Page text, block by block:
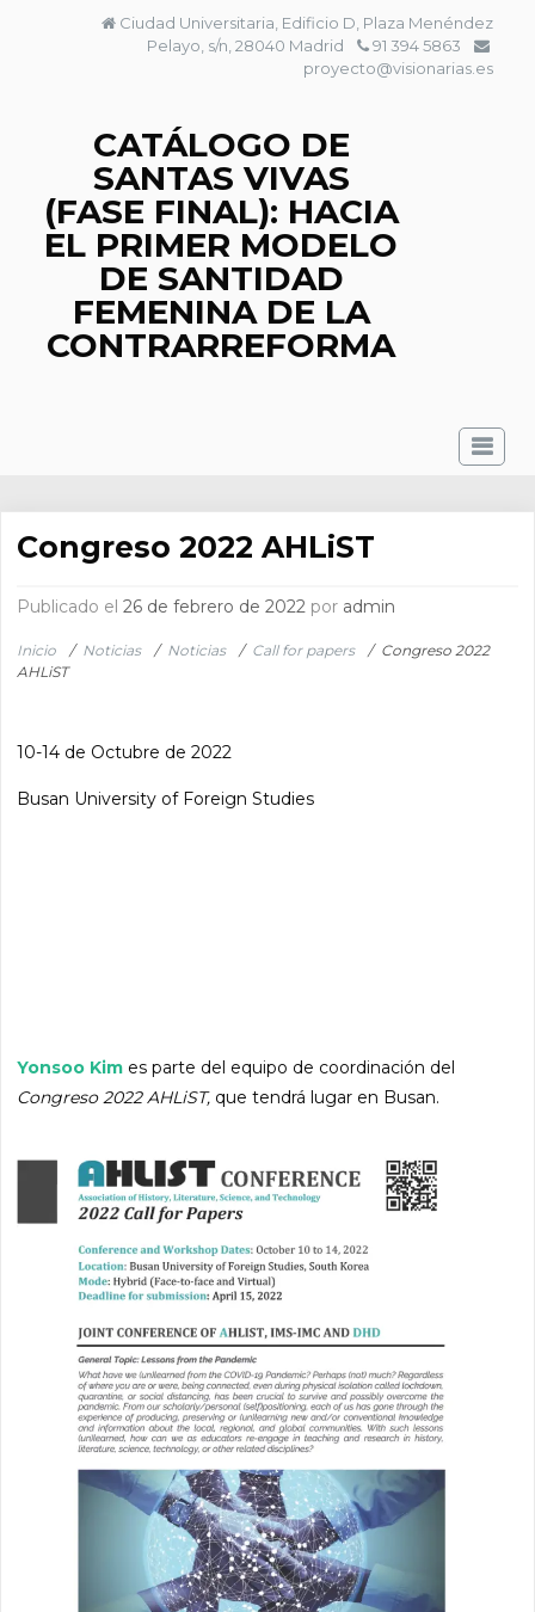
Ciudad Universitaria, Edificio D, Plaza Menéndez
Pelayo, s/n, 28040 Madrid
91 394 5863
proyecto@visionarias.es
CATÁLOGO DE
SANTAS VIVAS
(FASE FINAL): HACIA
EL PRIMER MODELO
DE SANTIDAD
FEMENINA DE LA
CONTRARREFORMA
Congreso 2022 AHLiST
Publicado el26 de febrero de 2022 por admin
Inicio / Noticias / Noticias / Call for papers / Congreso 2022
AHLiST
10-14 de Octubre de 2022
Busan University of Foreign Studies
Yonsoo Kim es parte del equipo de coordinación del
Congreso 2022 AHLiST, que tendrá lugar en Busan.